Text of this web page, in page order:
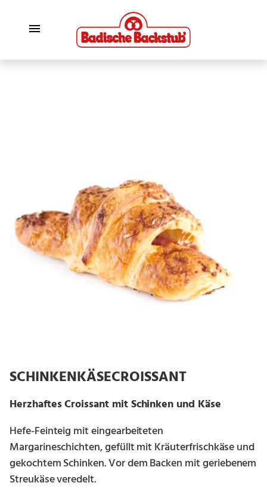
SCHINKENKÄSECROISSANT
Herzhaftes Croissant mit Schinken und Käse
Hefe-Feinteig mit eingearbeiteten
Margarineschichten, gefüllt mit Kräuterfrischkäse und
gekochtem Schinken. Vor dem Backen mit geriebenem
Streukäse veredelt.